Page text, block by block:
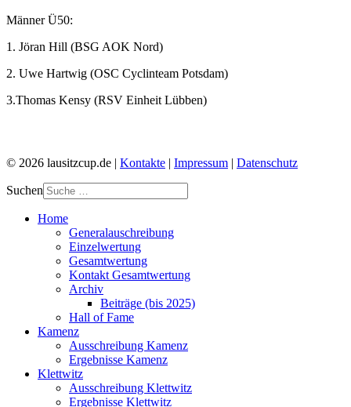
Männer Ü50:
1. Jöran Hill (BSG AOK Nord)
2. Uwe Hartwig (OSC Cyclinteam Potsdam)
3.Thomas Kensy (RSV Einheit Lübben)
© 2026 lausitzcup.de | Kontakte | Impressum | Datenschutz
Suchen
Home
Generalauschreibung
Einzelwertung
Gesamtwertung
Kontakt Gesamtwertung
Archiv
Beiträge (bis 2025)
Hall of Fame
Kamenz
Ausschreibung Kamenz
Ergebnisse Kamenz
Klettwitz
Ausschreibung Klettwitz
Ergebnisse Klettwitz